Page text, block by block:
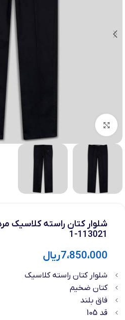
بزرگنمایی تصویر
113021-1
7،850،000ریال
شلوار کتان راسته کلاسیک
کتان ضخیم
فاق بلند
قد 105